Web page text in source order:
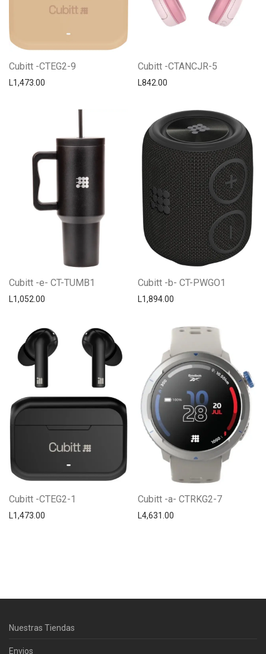
Cubitt -CTEG2-9
L1,473.00
Cubitt -CTANCJR-5
L842.00
Cubitt -e- CT-TUMB1
L1,052.00
Cubitt -b- CT-PWGO1
L1,894.00
Cubitt -CTEG2-1
L1,473.00
Cubitt -a- CTRKG2-7
L4,631.00
Nuestras Tiendas
Envios